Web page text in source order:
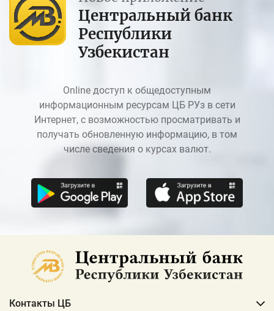
Центральный банк
Республики
Узбекистан
Online доступ к общедоступным
информационным ресурсам ЦБ РУз в сети
Интернет, с возможностью просматривать и
получать обновленную информацию, в том
числе сведения о курсах валют.
Контакты ЦБ